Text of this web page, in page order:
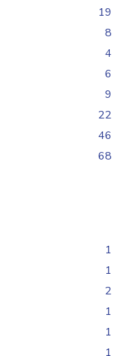
19
8
4
6
9
22
46
68
1
1
2
1
1
1